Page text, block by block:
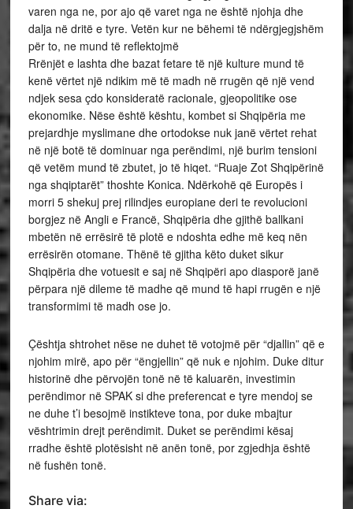
varen nga ne, por ajo që varet nga ne është njohja dhe
dalja në dritë e tyre. Vetën kur ne bëhemi të ndërgjegjshëm
për to, ne mund të reflektojmë
Rrënjët e lashta dhe bazat fetare të një kulture mund të
kenë vërtet një ndikim më të madh në rrugën që një vend
ndjek sesa çdo konsideratë racionale, gjeopolitike ose
ekonomike. Nëse është kështu, kombet si Shqipëria me
prejardhje myslimane dhe ortodokse nuk janë vërtet rehat
në një botë të dominuar nga perëndimi, një burim tensioni
që vetëm mund të zbutet, jo të hiqet. “Ruaje Zot Shqipërinë
nga shqiptarët” thoshte Konica. Ndërkohë që Europës i
morri 5 shekuj prej rilindjes europiane deri te revolucioni
borgjez në Angli e Francë, Shqipëria dhe gjithë ballkani
mbetën në errësirë të plotë e ndoshta edhe më keq nën
errësirën otomane. Thënë të gjitha këto duket sikur
Shqipëria dhe votuesit e saj në Shqipëri apo diasporë janë
përpara një dileme të madhe që mund të hapi rrugën e një
transformimi të madh ose jo.
Çështja shtrohet nëse ne duhet të votojmë për “djallin” që e
njohim mirë, apo për “ëngjellin” që nuk e njohim. Duke ditur
historinë dhe përvojën tonë në të kaluarën, investimin
perëndimor në SPAK si dhe preferencat e tyre mendoj se
ne duhe t’i besojmë instikteve tona, por duke mbajtur
vështrimin drejt perëndimit. Duket se perëndimi kësaj
rradhe është plotësisht në anën tonë, por zgjedhja është
në fushën tonë.
Share via: